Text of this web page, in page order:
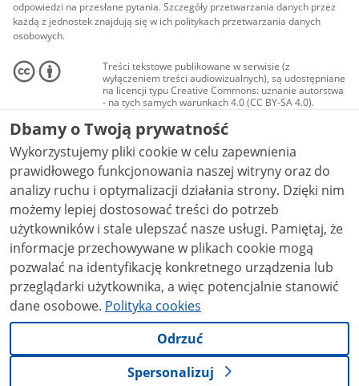
odpowiedzi na przesłane pytania. Szczegóły przetwarzania danych przez
każdą z jednostek znajdują się w ich politykach przetwarzania danych
osobowych.
Treści tekstowe publikowane w serwisie (z
wyłączeniem treści audiowizualnych), są udostępniane
na licencji typu Creative Commons: uznanie autorstwa
- na tych samych warunkach 4.0 (CC BY-SA 4.0).
Materiały audiowizualne, w tym zdjęcia, materiały
audio i wideo, są udostępniane na licencji typu
Creative Commons: uznanie autorstwa użycie
niekomercyjne - bez utworów zależnych 4.0 (CC BY-
NC-ND 4.0), o ile nie jest to stwierdzone inaczej.
Dbamy o Twoją prywatność
Wykorzystujemy pliki cookie w celu zapewnienia
prawidłowego funkcjonowania naszej witryny oraz do
analizy ruchu i optymalizacji działania strony. Dzięki nim
możemy lepiej dostosować treści do potrzeb
użytkowników i stale ulepszać nasze usługi. Pamiętaj, że
informacje przechowywane w plikach cookie mogą
pozwalać na identyfikację konkretnego urządzenia lub
przeglądarki użytkownika, a więc potencjalnie stanowić
dane osobowe. Polityka cookies
Odrzuć
Spersonalizuj